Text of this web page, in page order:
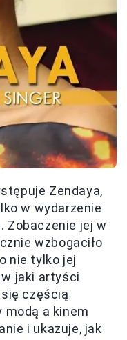
Zendaya,
w wydarzenie
Zobaczenie jej w
wzbogaciło
nie tylko jej
jaki artyści
częścią
modą a kinem
i ukazuje, jak